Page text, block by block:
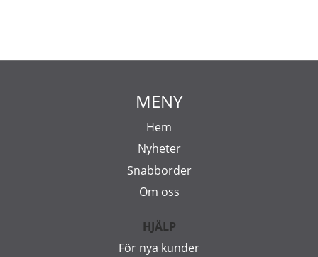
MENY
Hem
Nyheter
Snabborder
Om oss
HJÄLP
För nya kunder